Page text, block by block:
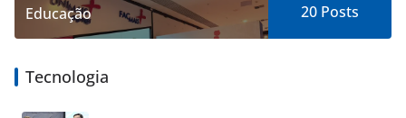
Educação 20 Posts
Tecnologia